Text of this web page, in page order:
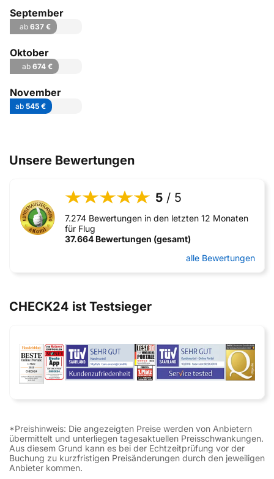
September
ab637 €
Oktober
ab674 €
November
ab545 €
Unsere Bewertungen
5 / 5
7.274 Bewertungen in den letzten 12 Monaten
für Flug
37.664 Bewertungen (gesamt)
alle Bewertungen
CHECK24 ist Testsieger
*Preishinweis: Die angezeigten Preise werden von Anbietern
übermittelt und unterliegen tagesaktuellen Preisschwankungen.
Aus diesem Grund kann es bei der Echtzeitprüfung vor der
Buchung zu kurzfristigen Preisänderungen durch den jeweiligen
Anbieter kommen.